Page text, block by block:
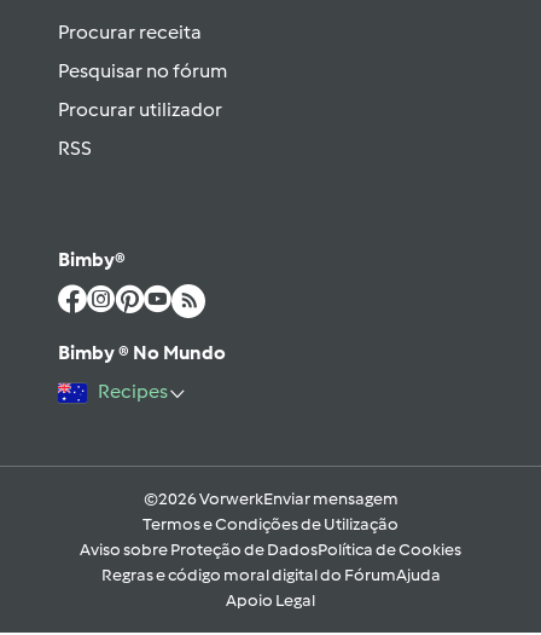
Procurar receita
Pesquisar no fórum
Procurar utilizador
RSS
Bimby®
Bimby ® No Mundo
Recipes
©2026 VorwerkEnviar mensagem
Termos e Condições de Utilização
Aviso sobre Proteção de DadosPolítica de Cookies
Regras e código moral digital do FórumAjuda
Apoio Legal